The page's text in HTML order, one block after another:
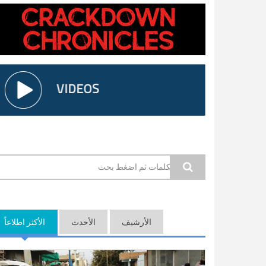
استمارة البحث
الأكثر اطلاعاً الأحدث الأرشيف